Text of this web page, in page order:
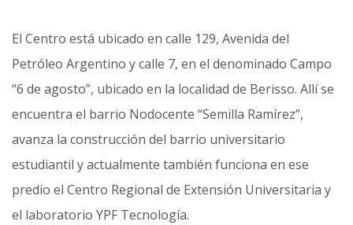
El Centro está ubicado en calle 129, Avenida del
Petróleo Argentino y calle 7, en el denominado Campo
“6 de agosto”, ubicado en la localidad de Berisso. Allí se
encuentra el barrio Nodocente “Semilla Ramírez”,
avanza la construcción del barrio universitario
estudiantil y actualmente también funciona en ese
predio el Centro Regional de Extensión Universitaria y
el laboratorio YPF Tecnología.